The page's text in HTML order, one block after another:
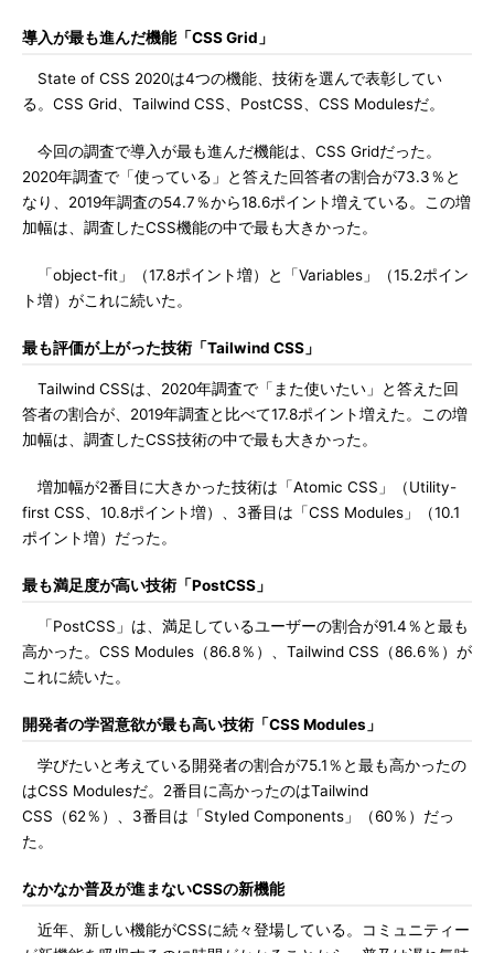
導入が最も進んだ機能「CSS Grid」
State of CSS 2020は4つの機能、技術を選んで表彰してい
る。CSS Grid、Tailwind CSS、PostCSS、CSS Modulesだ。
今回の調査で導入が最も進んだ機能は、CSS Gridだった。
2020年調査で「使っている」と答えた回答者の割合が73.3％と
なり、2019年調査の54.7％から18.6ポイント増えている。この増
加幅は、調査したCSS機能の中で最も大きかった。
「object-fit」（17.8ポイント増）と「Variables」（15.2ポイン
ト増）がこれに続いた。
最も評価が上がった技術「Tailwind CSS」
Tailwind CSSは、2020年調査で「また使いたい」と答えた回
答者の割合が、2019年調査と比べて17.8ポイント増えた。この増
加幅は、調査したCSS技術の中で最も大きかった。
増加幅が2番目に大きかった技術は「Atomic CSS」（Utility-
first CSS、10.8ポイント増）、3番目は「CSS Modules」（10.1
ポイント増）だった。
最も満足度が高い技術「PostCSS」
「PostCSS」は、満足しているユーザーの割合が91.4％と最も
高かった。CSS Modules（86.8％）、Tailwind CSS（86.6％）が
これに続いた。
開発者の学習意欲が最も高い技術「CSS Modules」
学びたいと考えている開発者の割合が75.1％と最も高かったの
はCSS Modulesだ。2番目に高かったのはTailwind
CSS（62％）、3番目は「Styled Components」（60％）だっ
た。
なかなか普及が進まないCSSの新機能
近年、新しい機能がCSSに続々登場している。コミュニティー